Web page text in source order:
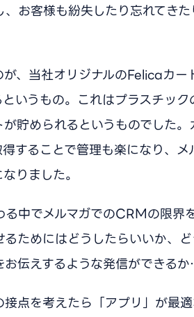
お客様も紛失したり忘れてき
、当社オリジナルのFelicaカ
いうもの。これはプラスチッ
貯められるというものでした
することで管理も楽になり、
りました。
中でメルマガでのCRMの限界
ためにはどうしたらいいか、
伝えするような発信ができるか
点を考えたら「アプリ」が最